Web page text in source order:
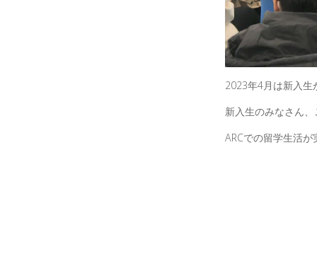
2023年4月は新入生
新入生のみなさん
ARCでの留学生活